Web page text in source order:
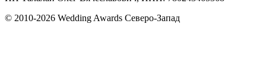
© 2010-2026 Wedding Awards Северо-Запад